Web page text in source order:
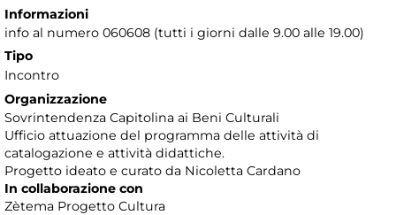
Informazioni
info al numero 060608 (tutti i giorni dalle 9.00 alle 19.00)
Tipo
Incontro
Organizzazione
Sovrintendenza Capitolina ai Beni Culturali
Ufficio attuazione del programma delle attività di
catalogazione e attività didattiche.
Progetto ideato e curato da Nicoletta Cardano
In collaborazione con
Zètema Progetto Cultura